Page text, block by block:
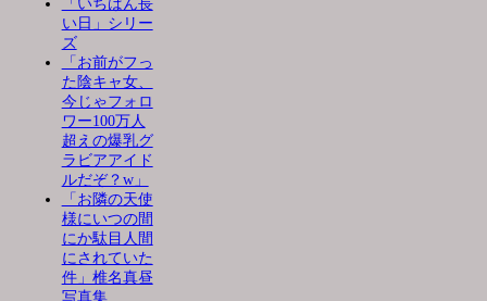
「いちばん長
い日」シリー
ズ
「お前がフっ
た陰キャ女、
今じゃフォロ
ワー100万人
超えの爆乳グ
ラビアアイド
ルだぞ？w」
「お隣の天使
様にいつの間
にか駄目人間
にされていた
件」椎名真昼
写真集